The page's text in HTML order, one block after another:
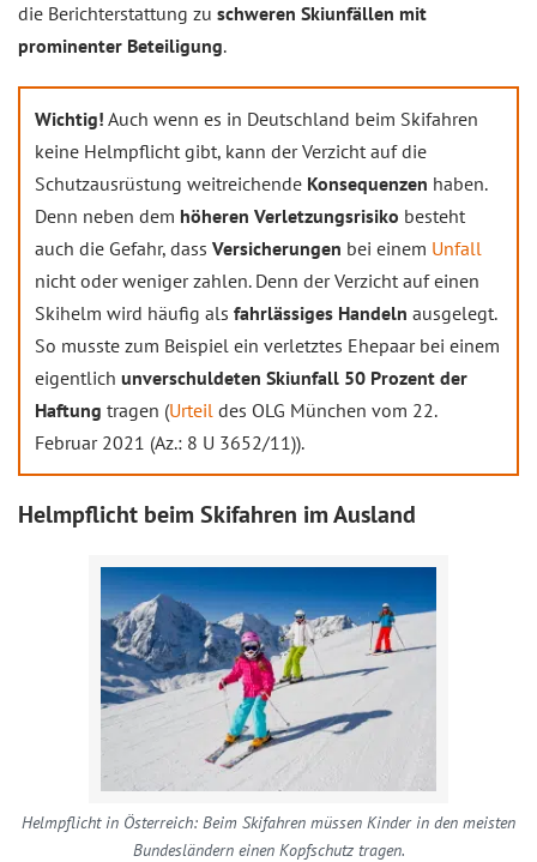
die Berichterstattung zu schweren Skiunfällen mit
prominenter Beteiligung.
Wichtig! Auch wenn es in Deutschland beim Skifahren
keine Helmpflicht gibt, kann der Verzicht auf die
Schutzausrüstung weitreichende Konsequenzen haben.
Denn neben dem höheren Verletzungsrisiko besteht
auch die Gefahr, dass Versicherungen bei einem Unfall
nicht oder weniger zahlen. Denn der Verzicht auf einen
Skihelm wird häufig als fahrlässiges Handeln ausgelegt.
So musste zum Beispiel ein verletztes Ehepaar bei einem
eigentlich unverschuldeten Skiunfall 50 Prozent der
Haftung tragen (Urteil des OLG München vom 22.
Februar 2021 (Az.: 8 U 3652/11)).
Helmpflicht beim Skifahren im Ausland
Helmpflicht in Österreich: Beim Skifahren müssen Kinder in den meisten
Bundesländern einen Kopfschutz tragen.